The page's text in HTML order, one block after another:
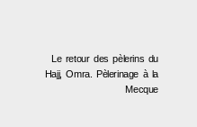
Le retour des pèlerins du
Hajj, Omra. Pèlerinage à la
Mecque